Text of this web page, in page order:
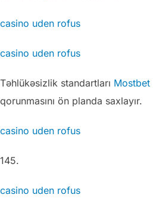
casino uden rofus
casino uden rofus
Təhlükəsizlik standartları Mostbet
qorunmasını ön planda saxlayır.
casino uden rofus
145.
casino uden rofus